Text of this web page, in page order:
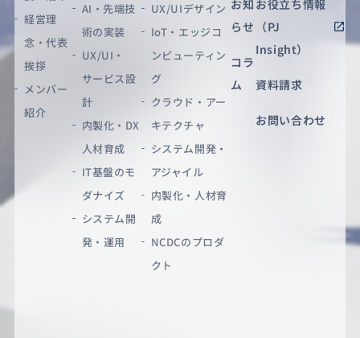
経営理
念・代表
挨拶
メンバー
紹介
AI・先端技
術の実装
UX/UI・
サービス設
計
内製化・DX
人材育成
IT基盤のモ
ダナイズ
システム開
発・運用
UX/UIデザイン
IoT・エッジコ
ンピューティン
グ
クラウド・アー
キテクチャ
システム開発・
アジャイル
内製化・人材育
成
NCDCのプロダ
クト
お知
らせ
コラ
ム
お役立ち情報
（PJ
Insight）
資料請求
お問い合わせ